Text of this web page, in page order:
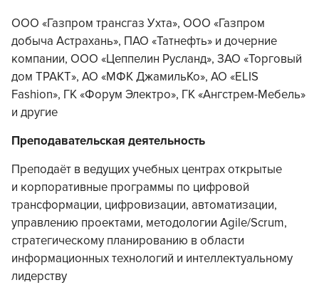
ООО «Газпром трансгаз Ухта», ООО «Газпром
добыча Астрахань», ПАО «Татнефть» и дочерние
компании, ООО «Цеппелин Русланд», ЗАО «Торговый
дом ТРАКТ», АО «МФК ДжамильКо», АО «ELIS
Fashion», ГК «Форум Электро», ГК «Ангстрем-Мебель»
и другие
Преподавательская деятельность
Преподаёт в ведущих учебных центрах открытые
и корпоративные программы по цифровой
трансформации, цифровизации, автоматизации,
управлению проектами, методологии Agile/Scrum,
стратегическому планированию в области
информационных технологий и интеллектуальному
лидерству